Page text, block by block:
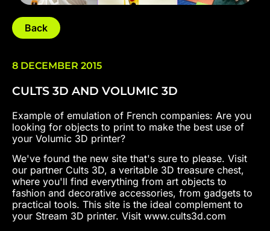
Back
8 DECEMBER 2015
CULTS 3D AND VOLUMIC 3D
Example of emulation of French companies: Are you
looking for objects to print to make the best use of
your Volumic 3D printer?
We've found the new site that's sure to please. Visit
our partner Cults 3D, a veritable 3D treasure chest,
where you'll find everything from art objects to
fashion and decorative accessories, from gadgets to
practical tools. This site is the ideal complement to
your Stream 3D printer. Visit www.cults3d.com